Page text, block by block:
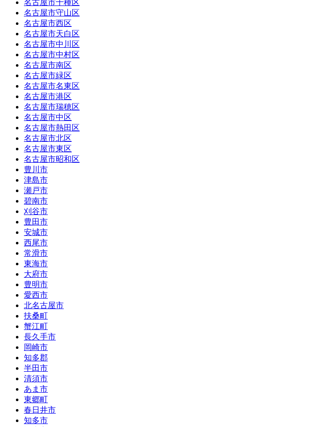
名古屋市千種区
名古屋市守山区
名古屋市西区
名古屋市天白区
名古屋市中川区
名古屋市中村区
名古屋市南区
名古屋市緑区
名古屋市名東区
名古屋市港区
名古屋市瑞穂区
名古屋市中区
名古屋市熱田区
名古屋市北区
名古屋市東区
名古屋市昭和区
豊川市
津島市
瀬戸市
碧南市
刈谷市
豊田市
安城市
西尾市
常滑市
東海市
大府市
豊明市
愛西市
北名古屋市
扶桑町
蟹江町
長久手市
岡崎市
知多郡
半田市
清須市
あま市
東郷町
春日井市
知多市